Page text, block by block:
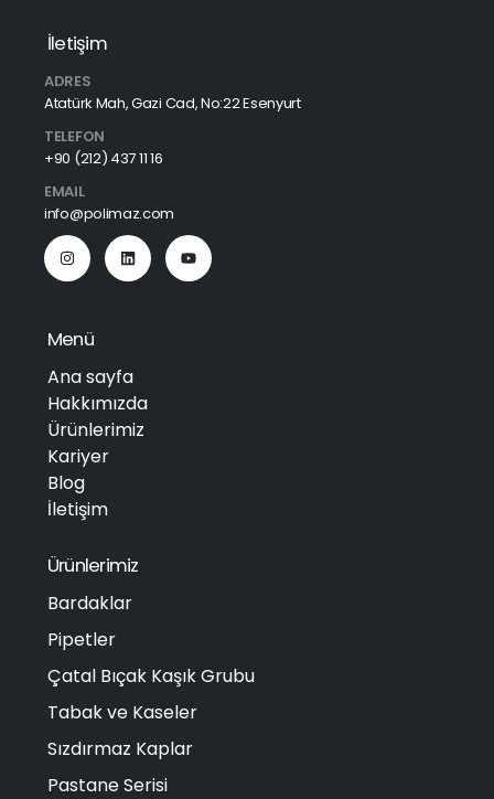
İletişim
ADRES
Atatürk Mah, Gazi Cad, No:22 Esenyurt
TELEFON
+90 (212) 437 11 16
EMAIL
info@polimaz.com
Menü
Ana sayfa
Hakkımızda
Ürünlerimiz
Kariyer
Blog
İletişim
Ürünlerimiz
Bardaklar
Pipetler
Çatal Bıçak Kaşık Grubu
Tabak ve Kaseler
Sızdırmaz Kaplar
Pastane Serisi